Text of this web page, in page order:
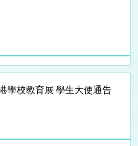
學校教育展 學生大使通告